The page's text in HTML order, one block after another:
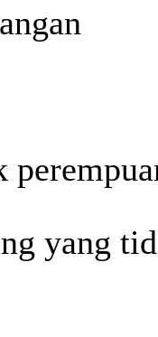
yang